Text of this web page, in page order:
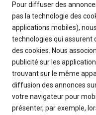
Pour diffuser des
pas la technologie des
applications mobiles),
technologies qui assurent
des cookies. Nous
publicité sur les
trouvant sur le même
diffusion des annonces
votre navigateur pour
présenter, par exemple,